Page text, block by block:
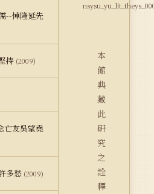
--悼隆延先
持 (2009)
亡友吳望堯
多愁 (2009)
本
館
典
藏
此
研
究
之
詮
釋